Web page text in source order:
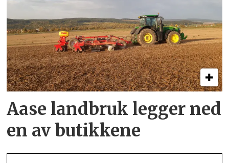
Aase landbruk legger ned
en av butikkene